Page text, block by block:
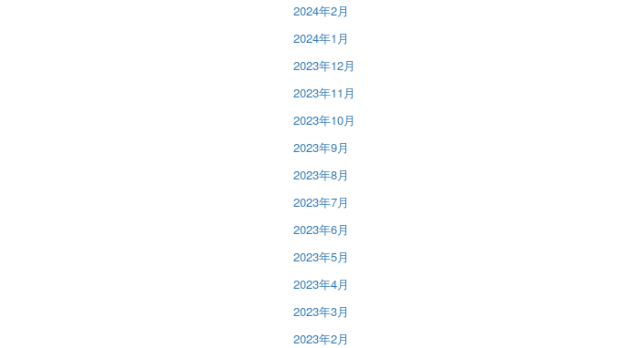
2024年2月
2024年1月
2023年12月
2023年11月
2023年10月
2023年9月
2023年8月
2023年7月
2023年6月
2023年5月
2023年4月
2023年3月
2023年2月